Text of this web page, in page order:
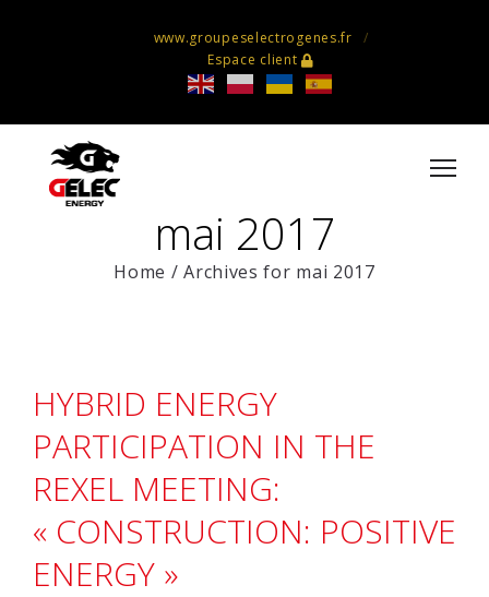
www.groupeselectrogenes.fr
Espace client
mai 2017
Home / Archives for mai 2017
HYBRID ENERGY
PARTICIPATION IN THE
REXEL MEETING:
« CONSTRUCTION: POSITIVE
ENERGY »